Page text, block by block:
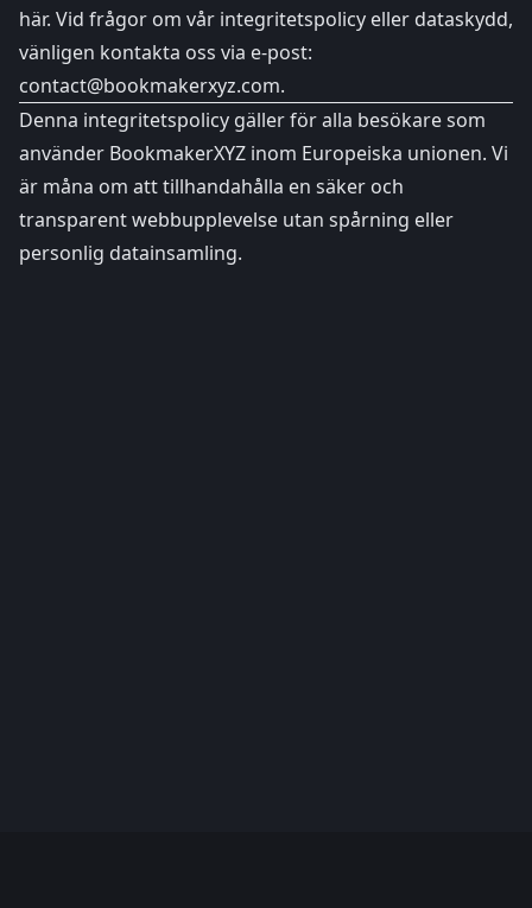
här. Vid frågor om vår integritetspolicy eller dataskydd,
vänligen kontakta oss via e-post:
contact@bookmakerxyz.com.
Denna integritetspolicy gäller för alla besökare som
använder BookmakerXYZ inom Europeiska unionen. Vi
är måna om att tillhandahålla en säker och
transparent webbupplevelse utan spårning eller
personlig datainsamling.